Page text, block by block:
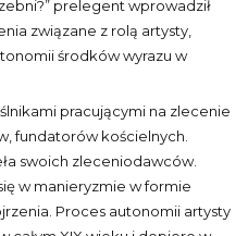
prelegent wprowadził
związane z rolą artysty,
środków wyrazu w
pracującymi na zlecenie
fundatorów kościelnych.
swoich zleceniodawców.
w manieryzmie w formie
Proces autonomii artysty